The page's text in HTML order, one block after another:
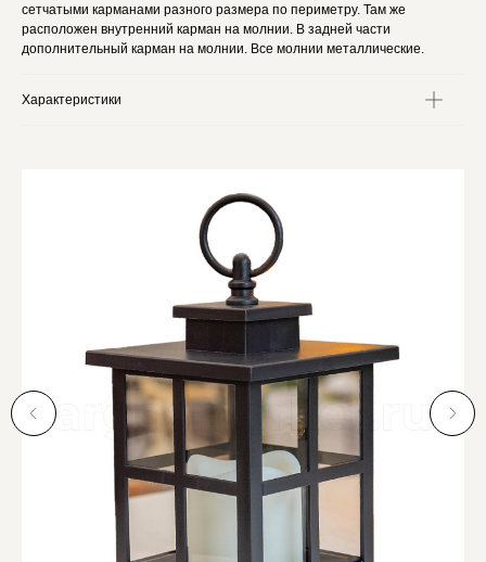
сетчатыми карманами разного размера по периметру. Там же
расположен внутренний карман на молнии. В задней части
дополнительный карман на молнии. Все молнии металлические.
Характеристики